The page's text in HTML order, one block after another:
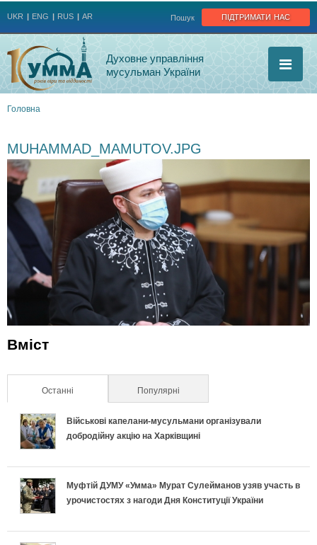
підтримати нас
Пошук
UKR ENG RUS AR
Духовне управління
мусульман України
є
тут
Головна
MUHAMMAD_MAMUTOV.JPG
Вміст
Останні (активна вкладка)Популярні
Військові капелани-мусульмани організували
добродійну акцію на Харківщині
Муфтій ДУМУ «Умма» Мурат Сулейманов узяв участь в
урочистостях з нагоди Дня Конституції України